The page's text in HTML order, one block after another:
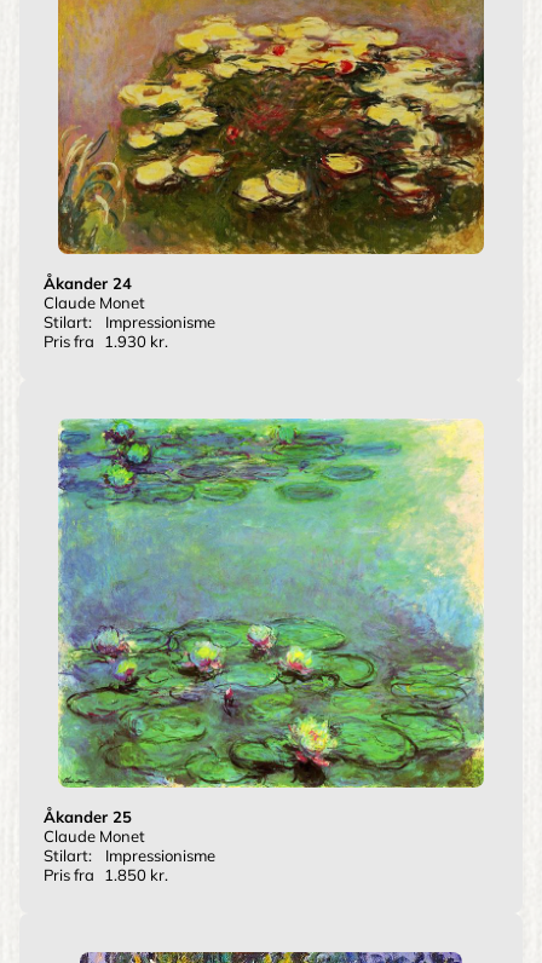
Åkander 24
Claude Monet
Stilart:
Impressionisme
Pris fra
1.930 kr.
Åkander 25
Claude Monet
Stilart:
Impressionisme
Pris fra
1.850 kr.